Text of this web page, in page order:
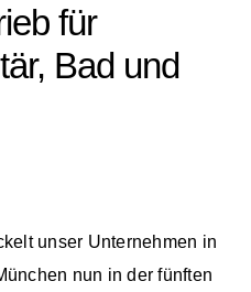
für
Bad und
unser Unternehmen in
nun in der fünften